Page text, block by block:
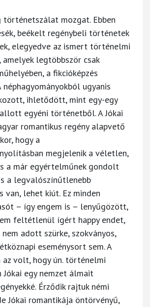
történetszálat mozgat. Ebben
beékelt regénybeli történetek
elegyedve az ismert történelmi
amelyek legtöbbször csak
a fikcióképzés
néphagyományokból ugyanis
ihletődött, mint egy-egy
egyéni történetből. A Jókai
romantikus regény alapvető
hogy a
megjelenik a véletlen,
a már egyértelműnek gondolt
a legvalószínűtlenebb
van, lehet kiút. Ez minden
– így engem is – lenyűgözött,
feltétlenül ígért happy endet,
adott szürke, szokványos,
eseménysort sem. A
az volt, hogy ún. történelmi
Jókai egy nemzet álmait
Érződik rajtuk némi
Jókai romantikája öntörvényű,